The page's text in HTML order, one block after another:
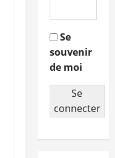
Se
souvenir
de moi
Se
connecter